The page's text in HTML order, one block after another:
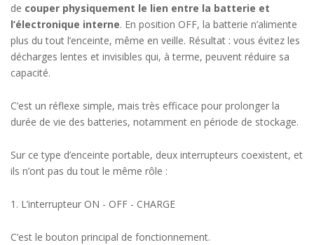
de couper physiquement le lien entre la batterie et
l’électronique interne. En position OFF, la batterie n’alimente
plus du tout l’enceinte, même en veille. Résultat : vous évitez les
décharges lentes et invisibles qui, à terme, peuvent réduire sa
capacité.
C’est un réflexe simple, mais très efficace pour prolonger la
durée de vie des batteries, notamment en période de stockage.
Sur ce type d’enceinte portable, deux interrupteurs coexistent, et
ils n’ont pas du tout le même rôle :
1. L’interrupteur ON - OFF - CHARGE
C’est le bouton principal de fonctionnement.